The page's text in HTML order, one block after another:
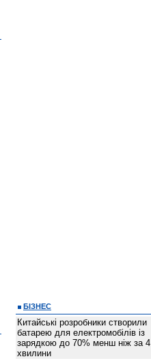
БІЗНЕС
Китайські розробники створили
батарею для електромобілів із
зарядкою до 70% менш ніж за 4
хвилини